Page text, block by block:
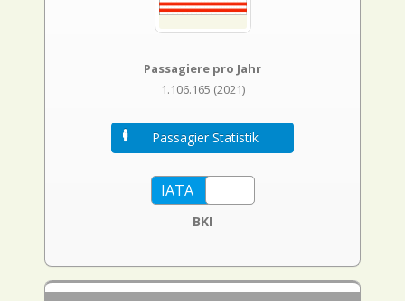
Passagiere pro Jahr
1.106.165 (2021)
Passagier Statistik
BKI